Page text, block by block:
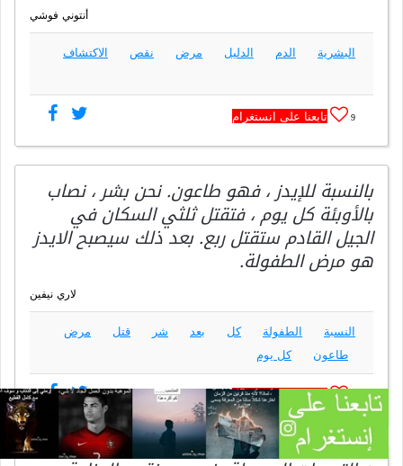
أنتوني فوشي
البشرية الدم الدليل مرض نقص الاكتشاف
9 تابعنا على انستغرام
بالنسبة للإيدز ، فهو طاعون. نحن بشر ، نصاب
بالأوبئة كل يوم ، فتقتل ثلثي السكان في
الجيل القادم ستقتل ربع. بعد ذلك سيصبح الايدز
هو مرض الطفولة.
لاري نيفين
النسبة الطفولة كل بعد شر قتل
مرض
طاعون
كل يوم
تابعنا على انستغرام